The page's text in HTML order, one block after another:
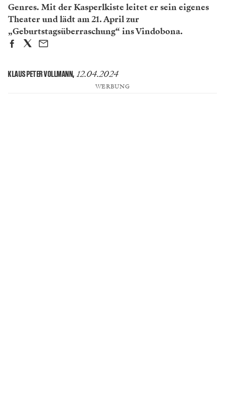
Genres. Mit der Kasperlkiste leitet er sein eigenes
Theater und lädt am 21. April zur
„Geburtstagsüberraschung“ ins Vindobona.
KLAUS PETER VOLLMANN, 12.04.2024
WERBUNG